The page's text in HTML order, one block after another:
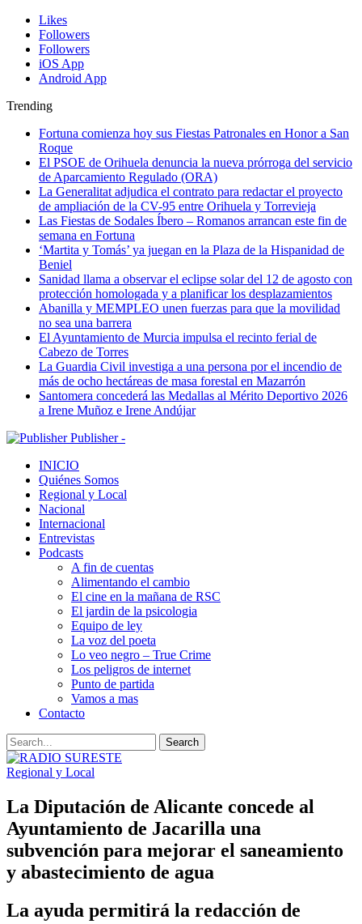
Likes
Followers
Followers
iOS App
Android App
Trending
Fortuna comienza hoy sus Fiestas Patronales en Honor a San
Roque
El PSOE de Orihuela denuncia la nueva prórroga del servicio
de Aparcamiento Regulado (ORA)
La Generalitat adjudica el contrato para redactar el proyecto
de ampliación de la CV-95 entre Orihuela y Torrevieja
Las Fiestas de Sodales Íbero – Romanos arrancan este fin de
semana en Fortuna
‘Martita y Tomás’ ya juegan en la Plaza de la Hispanidad de
Beniel
Sanidad llama a observar el eclipse solar del 12 de agosto con
protección homologada y a planificar los desplazamientos
Abanilla y MEMPLEO unen fuerzas para que la movilidad
no sea una barrera
El Ayuntamiento de Murcia impulsa el recinto ferial de
Cabezo de Torres
La Guardia Civil investiga a una persona por el incendio de
más de ocho hectáreas de masa forestal en Mazarrón
Santomera concederá las Medallas al Mérito Deportivo 2026
a Irene Muñoz e Irene Andújar
Publisher -
INICIO
Quiénes Somos
Regional y Local
Nacional
Internacional
Entrevistas
Podcasts
A fin de cuentas
Alimentando el cambio
El cine en la mañana de RSC
El jardin de la psicologia
Equipo de ley
La voz del poeta
Lo veo negro – True Crime
Los peligros de internet
Punto de partida
Vamos a mas
Contacto
Regional y Local
La Diputación de Alicante concede al
Ayuntamiento de Jacarilla una
subvención para mejorar el saneamiento
y abastecimiento de agua
La ayuda permitirá la redacción de